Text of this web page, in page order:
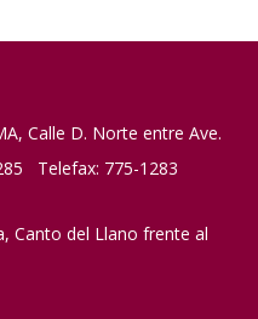
Calle D. Norte entre Ave.
Telefax: 775-1283
Canto del Llano frente al